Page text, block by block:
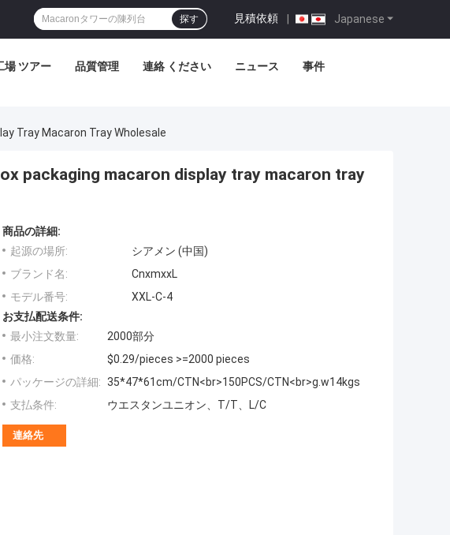
Japanese
見積依頼 |
探す
場 ツアー 品質管理 連絡 ください ニュース 事件
Tray Macaron Tray Wholesale
packaging macaron display tray macaron tray
商品の詳細:
起源の場所:
シアメン (中国)
ブランド名:
CnxmxxL
モデル番号:
XXL-C-4
お支払配送条件:
最小注文数量:
2000部分
価格:
$0.29/pieces >=2000 pieces
パッケージの詳細: 35*47*61cm/CTN<br>150PCS/CTN<br>g.w14kgs
支払条件:
ウエスタンユニオン、T/T、L/C
連絡先